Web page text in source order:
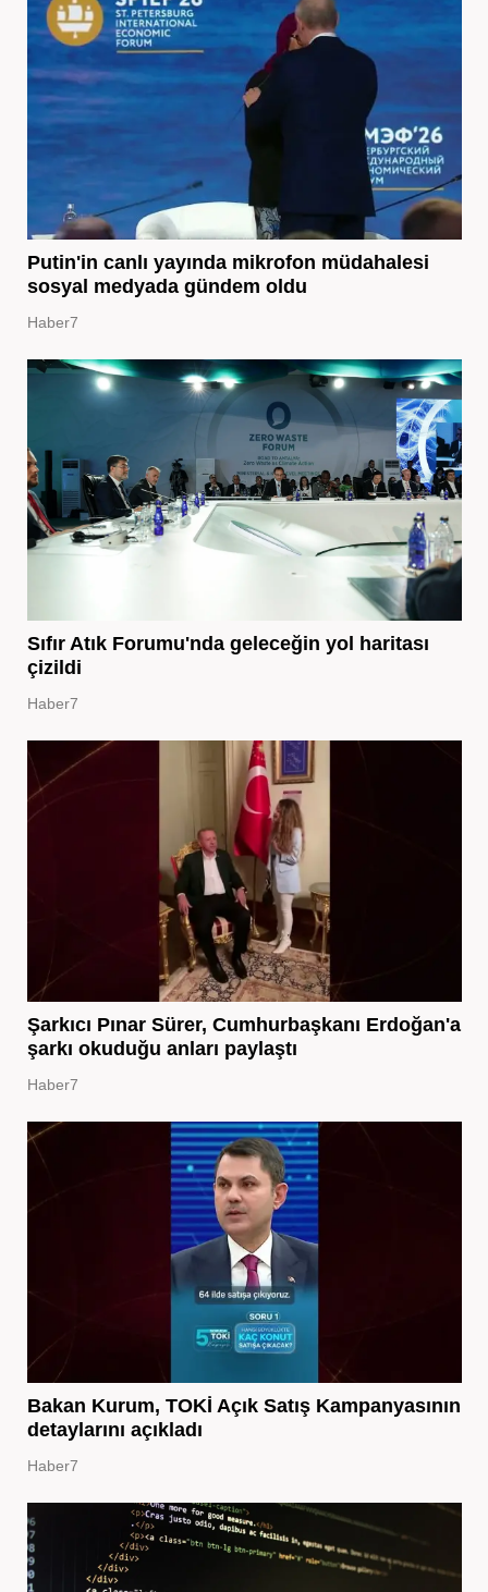
Putin'in canlı yayında mikrofon müdahalesi
sosyal medyada gündem oldu
Haber7
Sıfır Atık Forumu'nda geleceğin yol haritası
çizildi
Haber7
Şarkıcı Pınar Sürer, Cumhurbaşkanı Erdoğan'a
şarkı okuduğu anları paylaştı
Haber7
Bakan Kurum, TOKİ Açık Satış Kampanyasının
detaylarını açıkladı
Haber7